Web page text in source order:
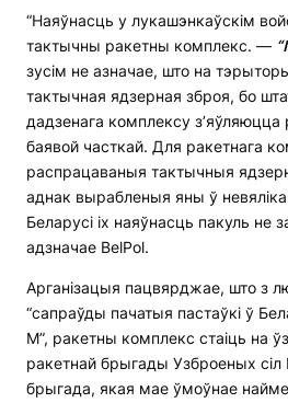
“Наяўнасць у лукашэнкаўскім
тактычны ракетны комплекс. —
зусім не азначае, што на
тактычная ядзерная зброя, бо
дадзенага комплексу
баявой часткай. Для ракетнага
распрацаваныя тактычныя
аднак вырабленыя яны ў
Беларусі іх наяўнасць пакуль не
адзначае BelPol.
Арганізацыя пацвярджае, што з
“сапраўды пачатыя пастаўкі ў
М”, ракетны комплекс стаіць на
ракетнай брыгады Узброеных сіл
брыгада, якая мае ўмоўнае